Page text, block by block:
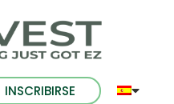
INSCRIBIRSE